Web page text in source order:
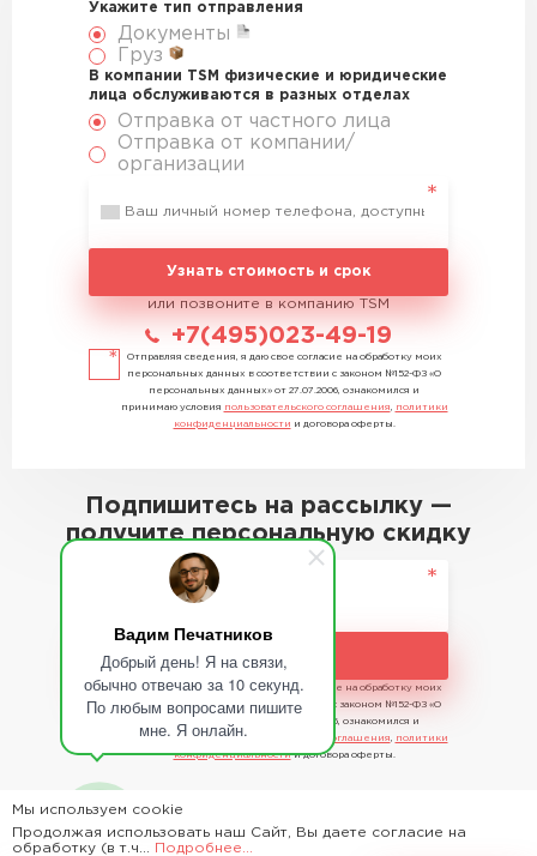
Вадим Печатников
Добрый день! Я на связи,
обычно отвечаю за 10 секунд.
По любым вопросами пишите
мне. Я онлайн.
Укажите тип отправления
Документы
Груз
В компании TSM физические и юридические
лица обслуживаются в разных отделах
Отправка от частного лица
Отправка от компании/
организации
Узнать стоимость и срок
или позвоните в компанию TSM
+7(495)023-49-19
Отправляя сведения, я даю свое согласие на обработку моих
персональных данных в соответствии с законом №152-ФЗ «О
персональных данных» от 27.07.2006, ознакомился и
принимаю условия пользовательского соглашения
политики
конфиденциальности и договора оферты.
Подпишитесь на рассылку —
получите персональную скидку
Отправляя сведения, я даю свое согласие на обработку моих
персональных данных в соответствии с законом №152-ФЗ «О
персональных данных» от 27.07.2006, ознакомился и
принимаю условияпользовательского соглашения
политики
конфиденциальностии договора оферты.
2026 - Time Saving Machine ©
Мы используем cookie
Продолжая использовать наш Сайт, Вы даете согласие на
обработку (в т.ч...
Подробнее...